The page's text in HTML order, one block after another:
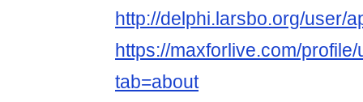
http://delphi.larsbo.org/user/
https://maxforlive.com/
tab=about